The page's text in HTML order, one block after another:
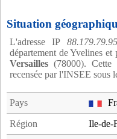
Situation
L'adresse IP 88.179.79.95
département de Yvelines et
Versailles (78000).
recensée par l'INSEE sous
Pays
Région Ile-de-